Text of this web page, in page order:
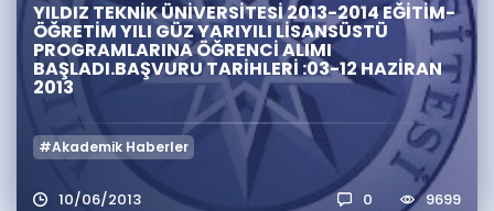
Şifremi Hatırlamıyorum
ÜYE DEĞİLİM
Katılımcı Görüşleri
Faydalı Araçlar
Ücretsiz Kaynaklar
İngilizce Gramer
Hakkımızda
Kariyer
Soru & Cevap
YILDIZ TEKNİK ÜNİVERSİTESİ 2013-2014 EĞİTİM-
ÖĞRETİM YILI GÜZ YARIYILI LİSANSÜSTÜ
PROGRAMLARINA ÖĞRENCİ ALIMI
BAŞLADI.BAŞVURU TARİHLERİ :03-12 HAZİRAN
2013
#Akademik Haberler
10/06/2013 0 9699